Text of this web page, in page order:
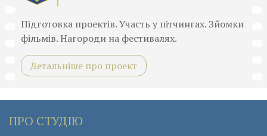
Підготовка проектів. Участь у пітчингах. Зйомки
фільмів. Нагороди на фестивалях.
Детальніше про проект
ПРО СТУДІЮ